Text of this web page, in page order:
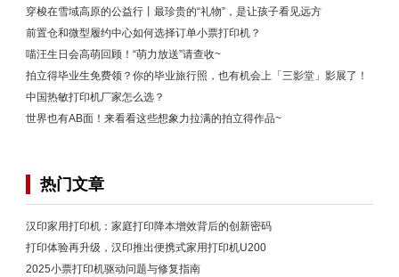
穿梭在雪域高原的公益行丨最珍贵的“礼物”，是让孩子看见远方
前置仓和微型履约中心如何选择订单小票打印机？
喵汪生日会高萌回顾！“萌力放送”请查收~
拍立得毕业生免费领？你的毕业旅行照，也有机会上「三影堂」影展了！
中国热敏打印机厂家怎么选？
世界也有AB面！来看看这些想象力拉满的拍立得作品~
热门文章
汉印家用打印机：家庭打印降本增效背后的创新密码
打印体验再升级，汉印推出便携式家用打印机U200
2025小票打印机驱动问题与修复指南